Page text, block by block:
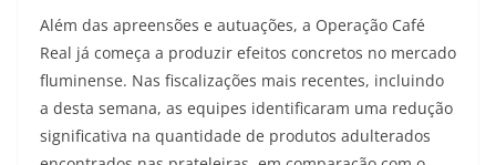
Além das apreensões e autuações, a Operação Café
Real já começa a produzir efeitos concretos no mercado
fluminense. Nas fiscalizações mais recentes, incluindo
a desta semana, as equipes identificaram uma redução
significativa na quantidade de produtos adulterados